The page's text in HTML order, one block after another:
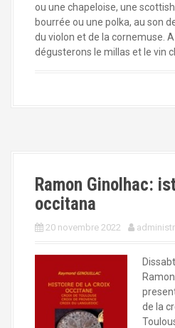
ou une chapeloise, une
bourrée ou une polka, au son
du violon et de la cornemuse.
dégusterons le millas et le vin
Ramon Ginolhac:
occitana
20 novembre 2022
de la